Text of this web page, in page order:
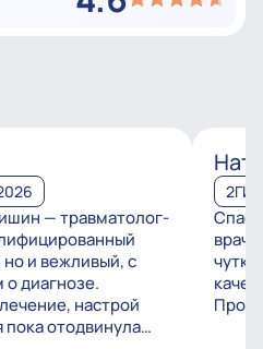
— травматолог-
и вежливый, с
диагнозе.
настрой
пока отодвинула